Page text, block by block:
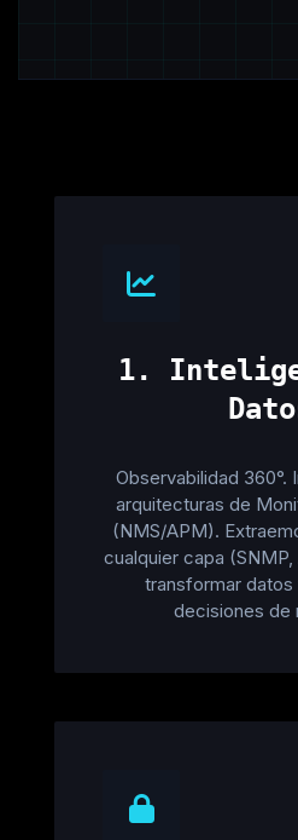
1.
Observabilidad 360°.
arquitecturas de
(NMS/APM).
cualquier capa
transformar
decisiones de